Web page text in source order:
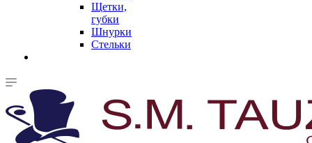
Щетки,
губки
Шнурки
Стельки